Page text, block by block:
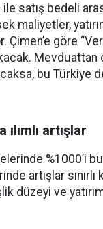
ile satış bedeli
maliyetler,
Çimen’e göre
Mevduattan
bu Türkiye
artışlar
%1000’i
artışlar sınırlı
düzeyi ve